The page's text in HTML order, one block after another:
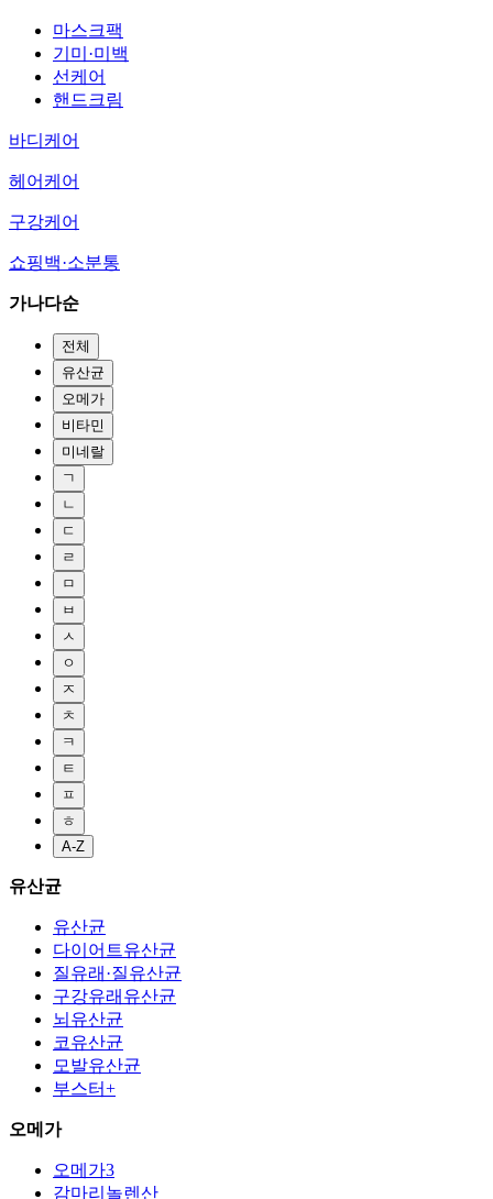
마스크팩
기미·미백
선케어
핸드크림
바디케어
헤어케어
구강케어
쇼핑백·소분통
가나다순
전체
유산균
오메가
비타민
미네랄
ㄱ
ㄴ
ㄷ
ㄹ
ㅁ
ㅂ
ㅅ
ㅇ
ㅈ
ㅊ
ㅋ
ㅌ
ㅍ
ㅎ
A-Z
유산균
유산균
다이어트유산균
질유래·질유산균
구강유래유산균
뇌유산균
코유산균
모발유산균
부스터+
오메가
오메가3
감마리놀렌산